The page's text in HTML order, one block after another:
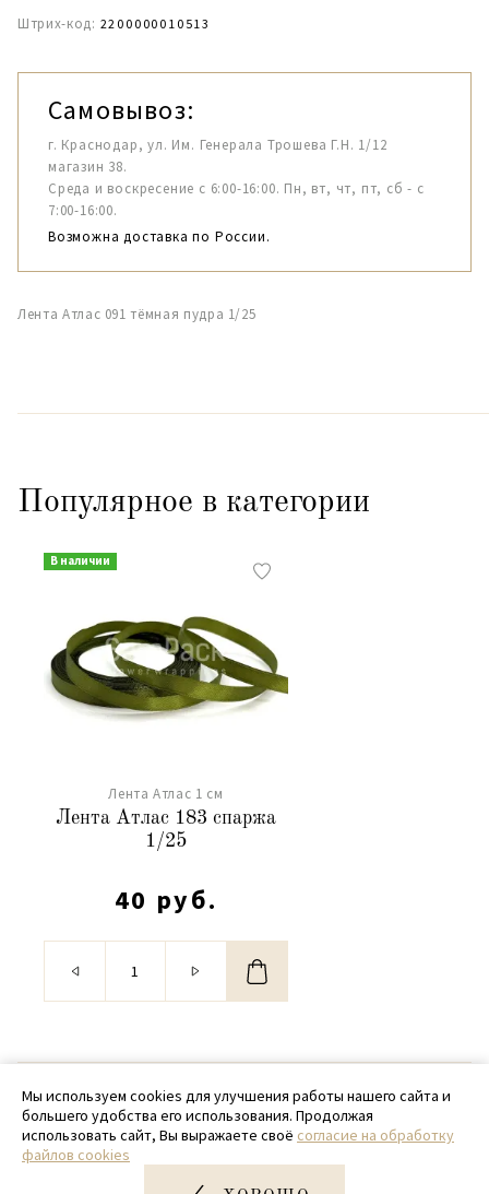
Штрих-код: 2200000010513
Самовывоз:
г. Краснодар, ул. Им. Генерала Трошева Г.Н. 1/12
магазин 38.
Среда и воскресение с 6:00-16:00. Пн, вт, чт, пт, сб - с
7:00-16:00.
Возможна доставка по России.
Лента Атлас 091 тёмная пудра 1/25
Популярное в категории
В наличии
Лента Атлас 1 см
Лента Атлас 183 спаржа
1/25
40 руб.
© 2020 - 2026 SamPack
+ 7 (918) 699-97-87
zakaz@sampack.store
Мы используем cookies для улучшения работы нашего сайта и
большего удобства его использования. Продолжая
использовать сайт, Вы выражаете своё согласие на обработку
файлов cookies